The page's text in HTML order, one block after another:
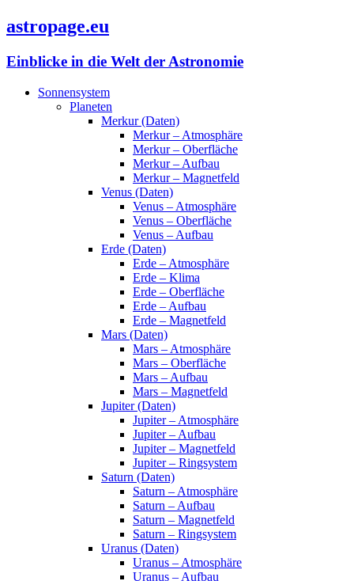
astropage.eu
Einblicke in die Welt der Astronomie
Sonnensystem
Planeten
Merkur (Daten)
Merkur – Atmosphäre
Merkur – Oberfläche
Merkur – Aufbau
Merkur – Magnetfeld
Venus (Daten)
Venus – Atmosphäre
Venus – Oberfläche
Venus – Aufbau
Erde (Daten)
Erde – Atmosphäre
Erde – Klima
Erde – Oberfläche
Erde – Aufbau
Erde – Magnetfeld
Mars (Daten)
Mars – Atmosphäre
Mars – Oberfläche
Mars – Aufbau
Mars – Magnetfeld
Jupiter (Daten)
Jupiter – Atmosphäre
Jupiter – Aufbau
Jupiter – Magnetfeld
Jupiter – Ringsystem
Saturn (Daten)
Saturn – Atmosphäre
Saturn – Aufbau
Saturn – Magnetfeld
Saturn – Ringsystem
Uranus (Daten)
Uranus – Atmosphäre
Uranus – Aufbau